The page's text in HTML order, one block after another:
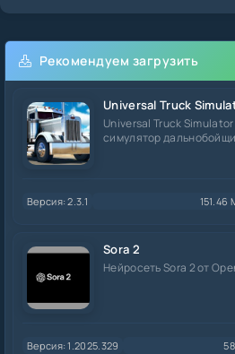
Рекомендуем загрузить
Universal Truck
Universal Truck
симулятор
Версия: 2.3.1 151.46
Sora 2
Нейросеть Sora 2 от
Версия: 1.2025.329